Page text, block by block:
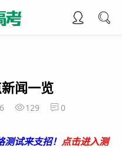
闻一览
129 0
试来支招！ 点击进入测